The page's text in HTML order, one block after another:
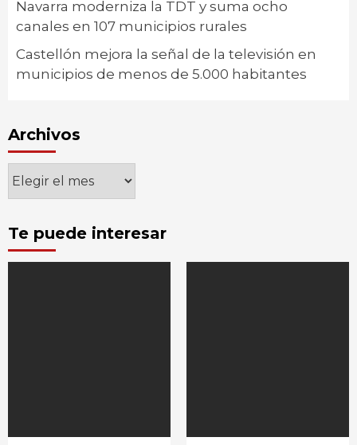
Navarra moderniza la TDT y suma ocho
canales en 107 municipios rurales
Castellón mejora la señal de la televisión en
municipios de menos de 5.000 habitantes
Archivos
Archivos
Te puede interesar